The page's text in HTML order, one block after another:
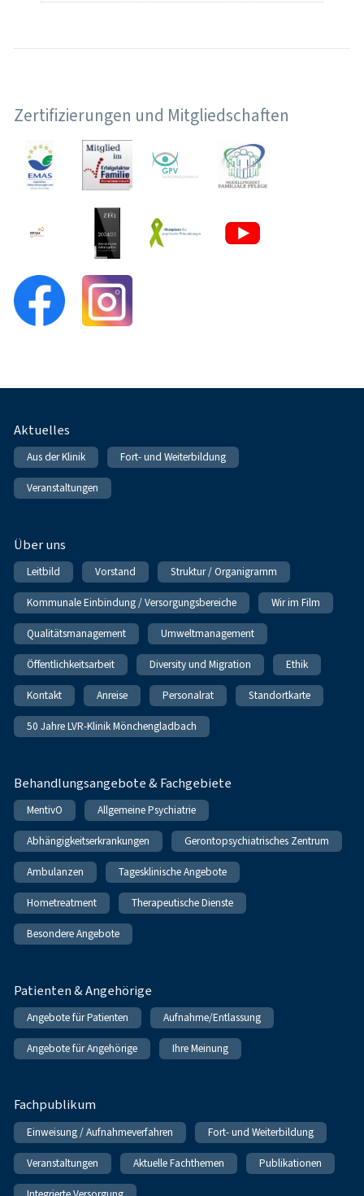
Zertifizierungen und Mitgliedschaften
Fußnavigation
Aktuelles
Aus der Klinik Fort- und Weiterbildung
Veranstaltungen
Über uns
Leitbild Vorstand Struktur / Organigramm
Kommunale Einbindung / Versorgungsbereiche Wir im Film
Qualitätsmanagement Umweltmanagement
Öffentlichkeitsarbeit Diversity und Migration Ethik
Kontakt Anreise Personalrat Standortkarte
50 Jahre LVR-Klinik Mönchengladbach
Behandlungsangebote & Fachgebiete
MentivO Allgemeine Psychiatrie
Abhängigkeitserkrankungen Gerontopsychiatrisches Zentrum
Ambulanzen Tagesklinische Angebote
Hometreatment Therapeutische Dienste
Besondere Angebote
Patienten & Angehörige
Angebote für Patienten Aufnahme/Entlassung
Angebote für Angehörige Ihre Meinung
Fachpublikum
Einweisung / Aufnahmeverfahren Fort- und Weiterbildung
Veranstaltungen Aktuelle Fachthemen Publikationen